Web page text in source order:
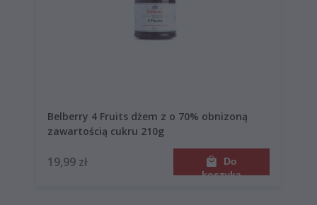
Belberry 4 Fruits dżem z o 70% obnizoną
zawartością cukru 210g
19,99 zł
Do
koszyka